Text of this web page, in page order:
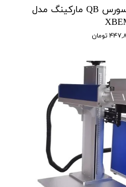
لیزر حکاکی 30 وات سورس QB مارکینگ مدل
تومان